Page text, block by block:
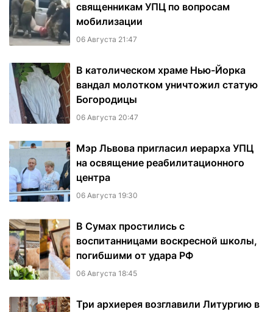
священникам УПЦ по вопросам
мобилизации
06 Августа 21:47
В католическом храме Нью-Йорка
вандал молотком уничтожил статую
Богородицы
06 Августа 20:47
Мэр Львова пригласил иерарха УПЦ
на освящение реабилитационного
центра
06 Августа 19:30
В Сумах простились с
воспитанницами воскресной школы,
погибшими от удара РФ
06 Августа 18:45
Три архиерея возглавили Литургию в